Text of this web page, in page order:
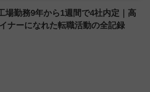
場勤務9年から1週間で4社内定｜高
ナーになれた転職活動の全記録